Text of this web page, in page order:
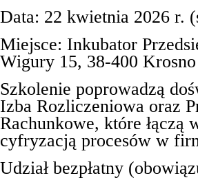
Data: 22 kwietnia 2026 r.
Miejsce: Inkubator
Wigury 15, 38-400 Krosno
Szkolenie poprowadzą
Izba Rozliczeniowa oraz
Rachunkowe, które łączą
cyfryzacją procesów w
Udział bezpłatny